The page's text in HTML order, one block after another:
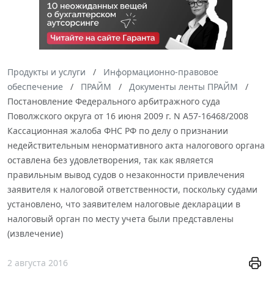
Продукты и услуги
Информационно-правовое
обеспечение
ПРАЙМ
Документы ленты ПРАЙМ
Постановление Федерального арбитражного суда
Поволжского округа от 16 июня 2009 г. N А57-16468/2008
Кассационная жалоба ФНС РФ по делу о признании
недействительным ненормативного акта налогового органа
оставлена без удовлетворения, так как является
правильным вывод судов о незаконности привлечения
заявителя к налоговой ответственности, поскольку судами
установлено, что заявителем налоговые декларации в
налоговый орган по месту учета были представлены
(извлечение)
2 августа 2016